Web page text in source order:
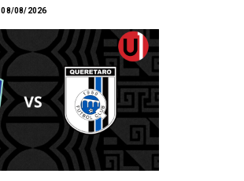
08/08/2026